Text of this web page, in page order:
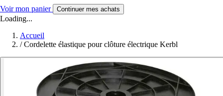
Voir mon panier Continuer mes achats
Loading...
Accueil
/ Cordelette élastique pour clôture électrique Kerbl